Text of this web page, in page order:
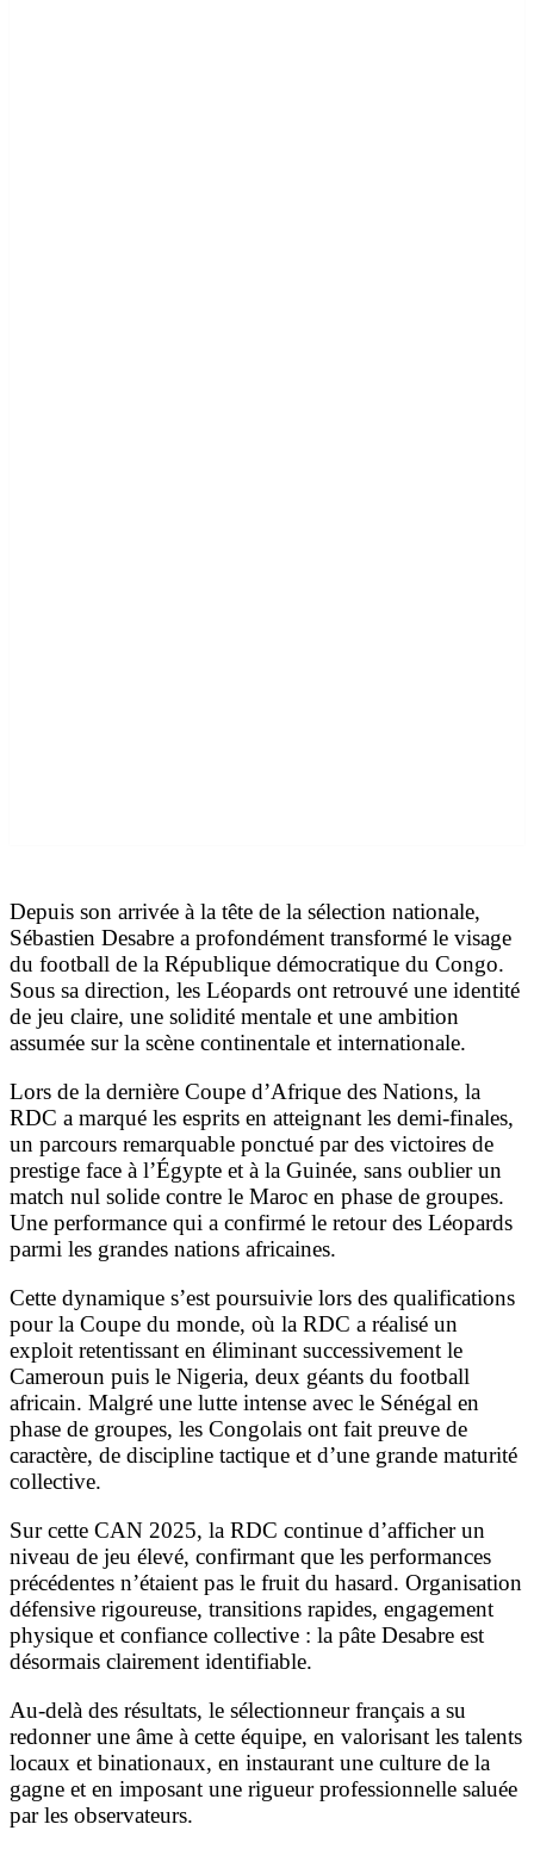
Depuis son arrivée à la tête de la sélection nationale,
Sébastien Desabre a profondément transformé le visage
du football de la République démocratique du Congo.
Sous sa direction, les Léopards ont retrouvé une identité
de jeu claire, une solidité mentale et une ambition
assumée sur la scène continentale et internationale.
Lors de la dernière Coupe d’Afrique des Nations, la
RDC a marqué les esprits en atteignant les demi-finales,
un parcours remarquable ponctué par des victoires de
prestige face à l’Égypte et à la Guinée, sans oublier un
match nul solide contre le Maroc en phase de groupes.
Une performance qui a confirmé le retour des Léopards
parmi les grandes nations africaines.
Cette dynamique s’est poursuivie lors des qualifications
pour la Coupe du monde, où la RDC a réalisé un
exploit retentissant en éliminant successivement le
Cameroun puis le Nigeria, deux géants du football
africain. Malgré une lutte intense avec le Sénégal en
phase de groupes, les Congolais ont fait preuve de
caractère, de discipline tactique et d’une grande maturité
collective.
Sur cette CAN 2025, la RDC continue d’afficher un
niveau de jeu élevé, confirmant que les performances
précédentes n’étaient pas le fruit du hasard. Organisation
défensive rigoureuse, transitions rapides, engagement
physique et confiance collective : la pâte Desabre est
désormais clairement identifiable.
Au-delà des résultats, le sélectionneur français a su
redonner une âme à cette équipe, en valorisant les talents
locaux et binationaux, en instaurant une culture de la
gagne et en imposant une rigueur professionnelle saluée
par les observateurs.